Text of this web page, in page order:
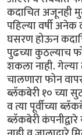
कदाचित अजूनही
पहिल्या वर्षी
घसरण होऊन
पुढच्या कुठल्याच
शकला नाही. गेल्या
चालणारा फोन
ब्लॅकबेरी १० च्या
व त्या पूर्वीच्या
ब्लॅकबेरी